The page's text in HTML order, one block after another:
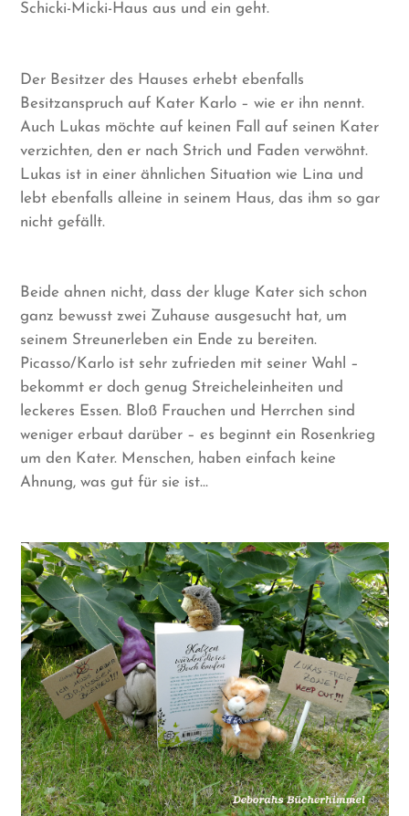
Schicki-Micki-Haus aus und ein geht.
Der Besitzer des Hauses erhebt ebenfalls
Besitzanspruch auf Kater Karlo – wie er ihn nennt.
Auch Lukas möchte auf keinen Fall auf seinen Kater
verzichten, den er nach Strich und Faden verwöhnt.
Lukas ist in einer ähnlichen Situation wie Lina und
lebt ebenfalls alleine in seinem Haus, das ihm so gar
nicht gefällt.
Beide ahnen nicht, dass der kluge Kater sich schon
ganz bewusst zwei Zuhause ausgesucht hat, um
seinem Streunerleben ein Ende zu bereiten.
Picasso/Karlo ist sehr zufrieden mit seiner Wahl –
bekommt er doch genug Streicheleinheiten und
leckeres Essen. Bloß Frauchen und Herrchen sind
weniger erbaut darüber – es beginnt ein Rosenkrieg
um den Kater. Menschen, haben einfach keine
Ahnung, was gut für sie ist…